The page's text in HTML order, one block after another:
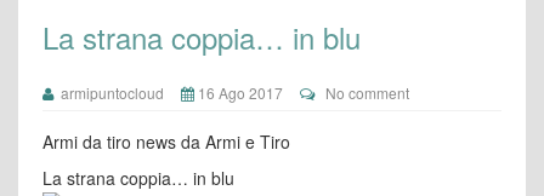
La strana coppia… in blu
armipuntocloud 16 Ago 2017 No comment
Armi da tiro news da Armi e Tiro
La strana coppia… in blu